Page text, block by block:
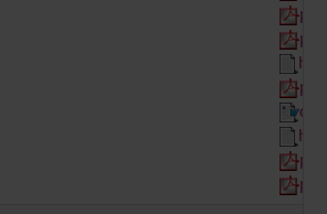
pdf
pdf
pdf
pdf
pdf